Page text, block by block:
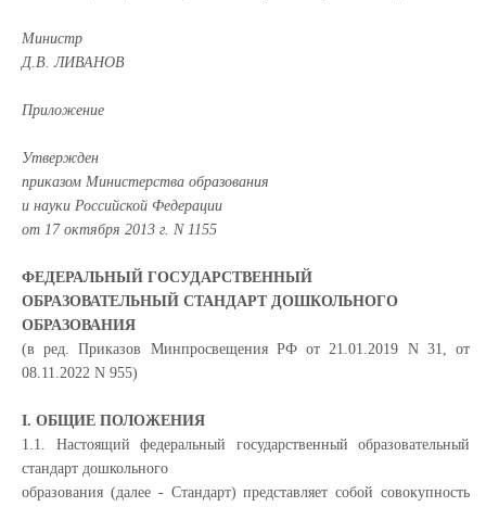
Министр
Д.В. ЛИВАНОВ
Приложение
Утвержден
приказом Министерства образования
и науки Российской Федерации
от 17 октября 2013 г. N 1155
ФЕДЕРАЛЬНЫЙ ГОСУДАРСТВЕННЫЙ
ОБРАЗОВАТЕЛЬНЫЙ СТАНДАРТ ДОШКОЛЬНОГО
ОБРАЗОВАНИЯ
(в ред. Приказов Минпросвещения РФ от 21.01.2019 N 31, от
08.11.2022 N 955)
I. ОБЩИЕ ПОЛОЖЕНИЯ
1.1. Настоящий федеральный государственный образовательный
стандарт дошкольного
образования (далее - Стандарт) представляет собой совокупность